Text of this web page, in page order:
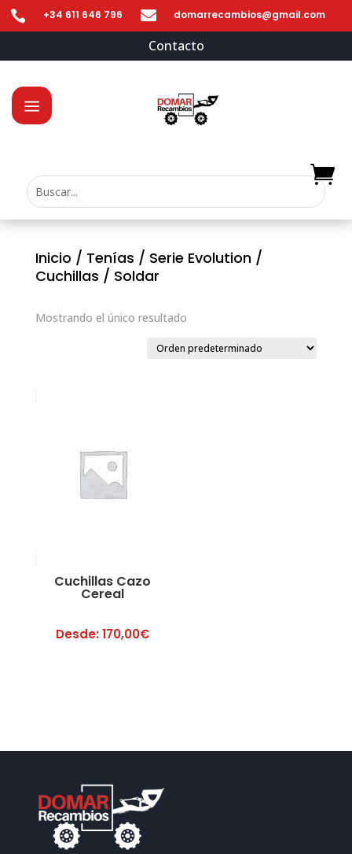
 +34 611 646 796  domarrecambios@gmail.com
Contacto
Inicio / Tenías / Serie Evolution/
Cuchillas / Soldar
Mostrando el único resultado
Cuchillas Cazo
Cereal
Desde:170,00€